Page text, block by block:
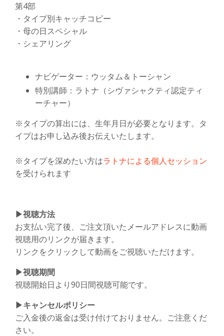
第4部
・タイプ別キャッチコピー
・母の日スペシャル
・シェアリング
ナビゲーター：ウッタム＆トーシャン
特別講師：ラトナ（シヴァシャクティ認定ティ
ーチャー）
※タイプの算出には、生年月日が必要となります。タ
イプはお申し込み後お伝えいたします。
※タイプを深めたい方はラトナによる個人セッション
を受けられます
▶︎視聴方法
お支払い完了後、ご注文頂いたメールアドレスに動画
視聴用のリンクが届きます。
リンクをクリックして動画をご視聴いただけます。
▶︎視聴期間
視聴開始日より90日間視聴可能です。
▶︎キャンセルポリシー
ご入金後の返金は受け付けておりません。ご注意くだ
さい。